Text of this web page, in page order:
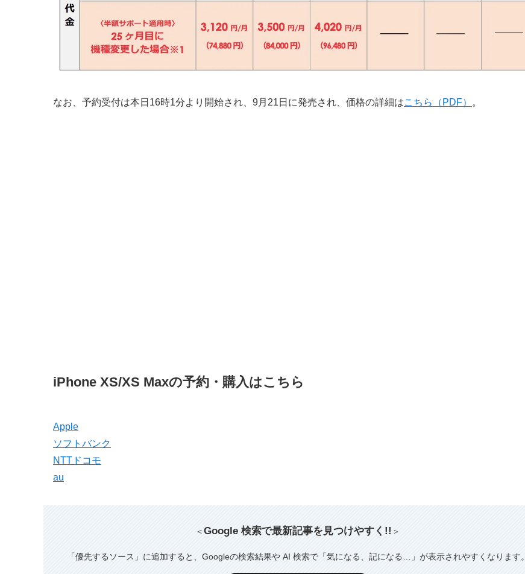
なお、予約受付は本日16時1分より開始され、9月21日に発売され、価格の詳細はこちら（PDF） 。
iPhone XS/XS Maxの予約・購入はこちら
Apple
ソフトバンク
NTTドコモ
au
＜Google 検索で最新記事を見つけやすく!! ＞
「優先するソース」に追加すると、Googleの検索結果や AI 検索で「気になる、記になる…」が表示されやすくなります。